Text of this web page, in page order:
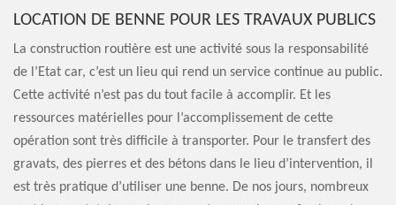
LOCATION DE BENNE POUR LES TRAVAUX PUBLICS
La construction routière est une activité sous la responsabilité
de l’Etat car, c’est un lieu qui rend un service continue au public.
Cette activité n’est pas du tout facile à accomplir. Et les
ressources matérielles pour l’accomplissement de cette
opération sont très difficile à transporter. Pour le transfert des
gravats, des pierres et des bétons dans le lieu d’intervention, il
est très pratique d’utiliser une benne. De nos jours, nombreux